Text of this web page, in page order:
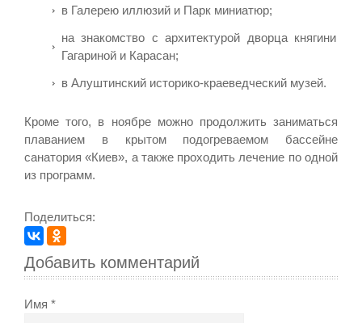
в Галерею иллюзий и Парк миниатюр;
на знакомство с архитектурой дворца княгини
Гагариной и Карасан;
в Алуштинский историко-краеведческий музей.
Кроме того, в ноябре можно продолжить заниматься
плаванием в крытом подогреваемом бассейне
санатория «Киев», а также проходить лечение по одной
из программ.
Поделиться:
Добавить комментарий
Имя